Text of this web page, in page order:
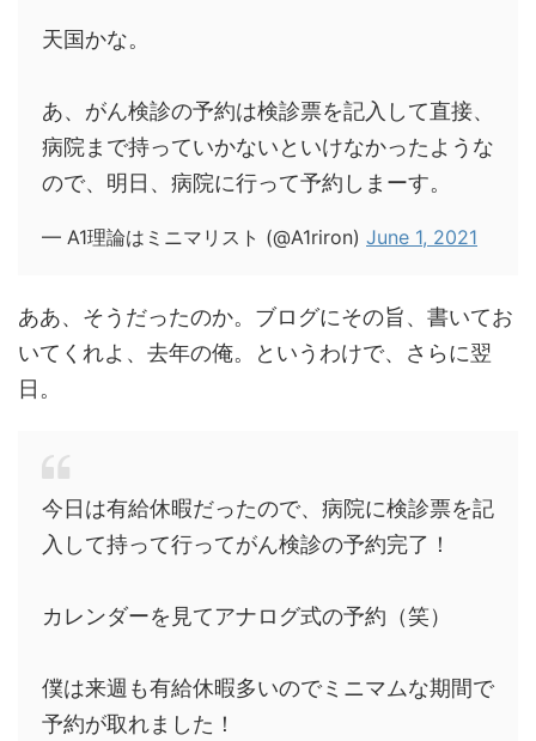
天国かな。
あ、がん検診の予約は検診票を記入して直接、
病院まで持っていかないといけなかったような
ので、明日、病院に行って予約しまーす。
— A1理論はミニマリスト (@A1riron) June 1, 2021
ああ、そうだったのか。ブログにその旨、書いてお
いてくれよ、去年の俺。というわけで、さらに翌
日。
今日は有給休暇だったので、病院に検診票を記
入して持って行ってがん検診の予約完了！
カレンダーを見てアナログ式の予約（笑）
僕は来週も有給休暇多いのでミニマムな期間で
予約が取れました！